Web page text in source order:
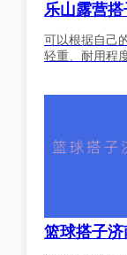
乐山露营搭
可以根据自己
轻重、耐用程
篮球搭子